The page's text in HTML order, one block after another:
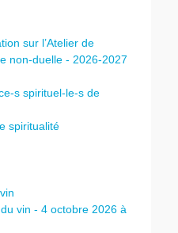
sur l’Atelier de
non-duelle - 2026-2027
s spirituel-le-s de
spiritualité
vin - 4 octobre 2026 à